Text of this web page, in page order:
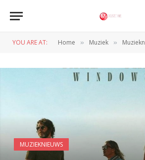
YOU ARE AT: Home » Muziek »
MUZIEKNIEUWS